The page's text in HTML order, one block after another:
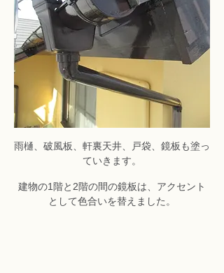
雨樋、破風板、軒裏天井、戸袋、鏡板も塗っ
ていきます。
建物の1階と2階の間の鏡板は、アクセント
として色合いを替えました。